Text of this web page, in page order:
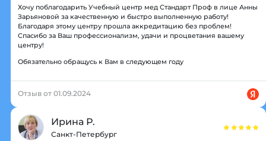
Хочу поблагодарить Учебный центр мед Стандарт Проф в лице Анны
Зарьяновой за качественную и быстро выполненную работу!
Благодаря этому центру прошла аккредитацию без проблем!
Спасибо за Ваш профессионализм, удачи и процветания вашему
центру!
Обязательно обращусь к Вам в следующем году
Отзыв от 01.09.2024
Ирина Р.
Санкт-Петербург